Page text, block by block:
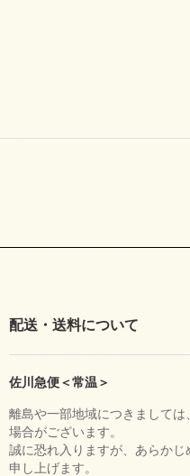
配送・送料について
佐川急便＜常温＞
離島や一部地域につきまして
場合がございます。
誠に恐れ入りますが、あらか
申し上げます。